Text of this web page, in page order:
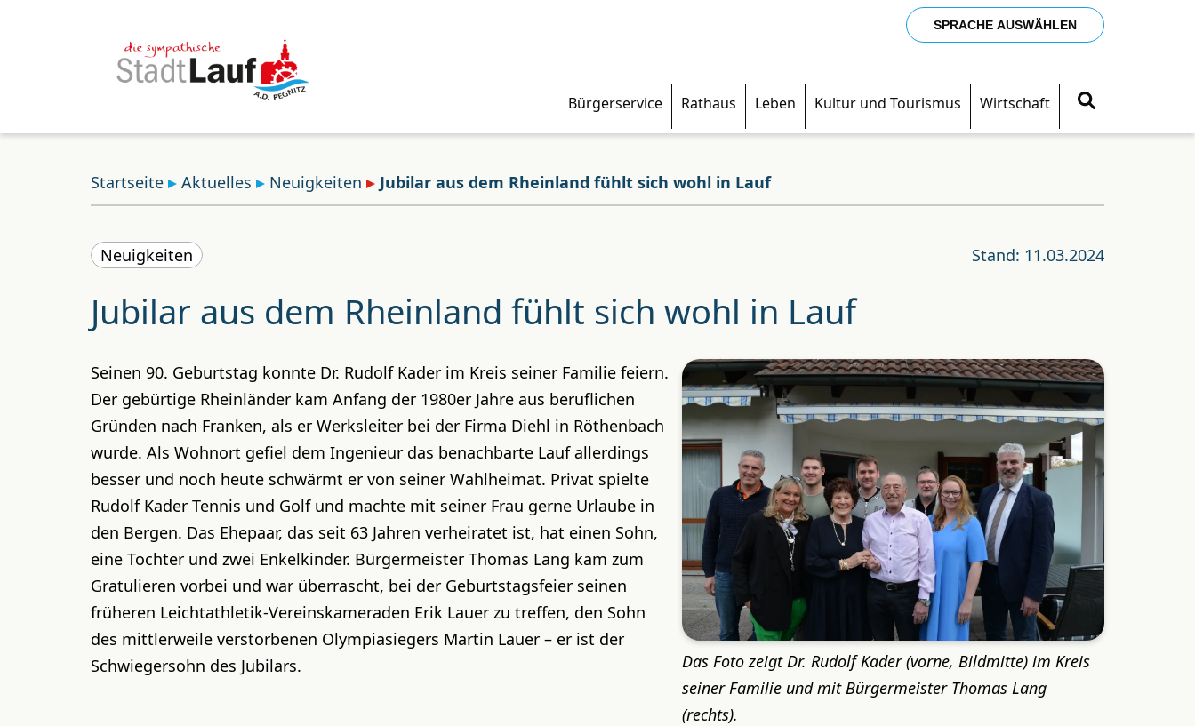
SPRACHE AUSWÄHLEN
Bürgerservice Rathaus Leben Kultur und Tourismus Wirtschaft
Startseite Aktuelles Neuigkeiten Jubilar aus dem Rheinland fühlt sich wohl in Lauf
Stand: 11.03.2024
Neuigkeiten
Jubilar aus dem Rheinland fühlt sich wohl in Lauf
Das Foto zeigt Dr. Rudolf Kader (vorne, Bildmitte) im Kreis
seiner Familie und mit Bürgermeister Thomas Lang
(rechts).
Seinen 90. Geburtstag konnte Dr. Rudolf Kader im Kreis seiner Familie feiern.
Der gebürtige Rheinländer kam Anfang der 1980er Jahre aus beruflichen
Gründen nach Franken, als er Werksleiter bei der Firma Diehl in Röthenbach
wurde. Als Wohnort gefiel dem Ingenieur das benachbarte Lauf allerdings
besser und noch heute schwärmt er von seiner Wahlheimat. Privat spielte
Rudolf Kader Tennis und Golf und machte mit seiner Frau gerne Urlaube in
den Bergen. Das Ehepaar, das seit 63 Jahren verheiratet ist, hat einen Sohn,
eine Tochter und zwei Enkelkinder. Bürgermeister Thomas Lang kam zum
Gratulieren vorbei und war überrascht, bei der Geburtstagsfeier seinen
früheren Leichtathletik-Vereinskameraden Erik Lauer zu treffen, den Sohn
des mittlerweile verstorbenen Olympiasiegers Martin Lauer – er ist der
Schwiegersohn des Jubilars.